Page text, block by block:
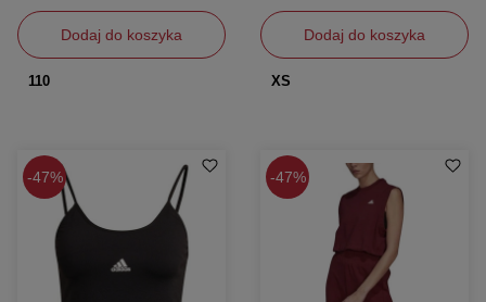
Dodaj do koszyka
110
Dodaj do koszyka
XS
47% 47%